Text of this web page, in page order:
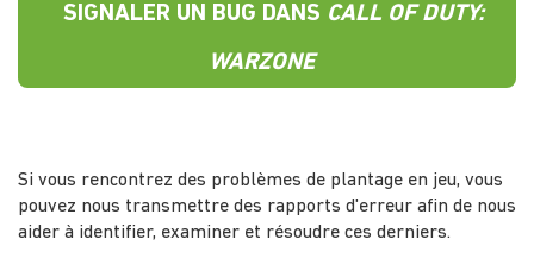
SIGNALER UN BUG DANS CALL OF DUTY:
WARZONE
Si vous rencontrez des problèmes de plantage en jeu, vous
pouvez nous transmettre des rapports d'erreur afin de nous
aider à identifier, examiner et résoudre ces derniers.